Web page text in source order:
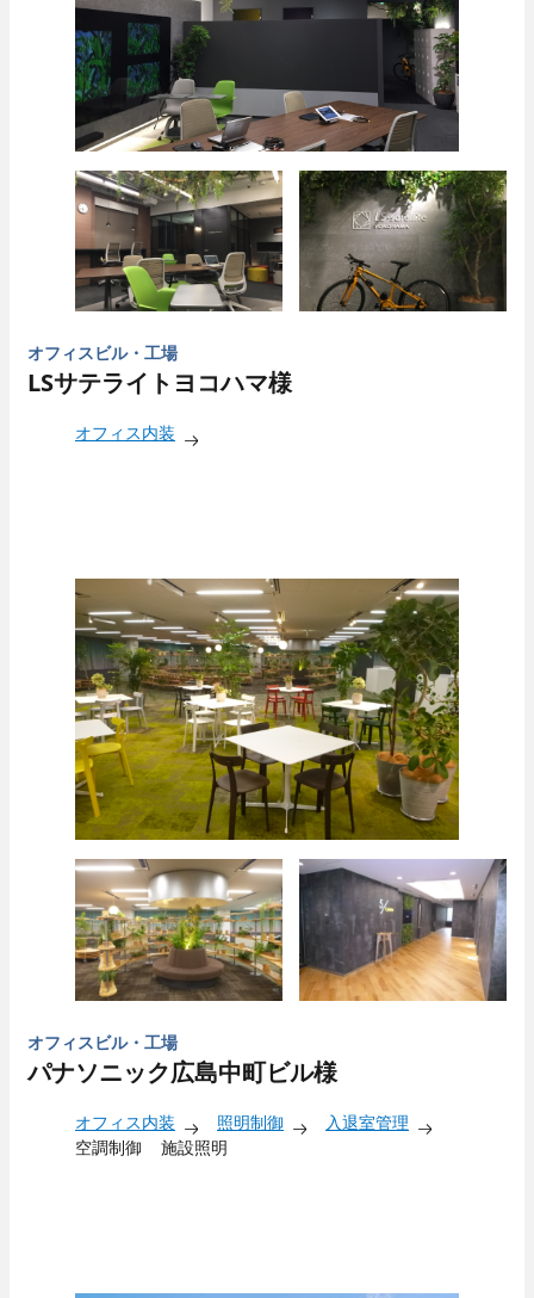
オフィスビル・工場
LSサテライトヨコハマ様
オフィス内装
オフィスビル・工場
パナソニック広島中町ビル様
オフィス内装 照明制御
入退室管理
空調制御
施設照明